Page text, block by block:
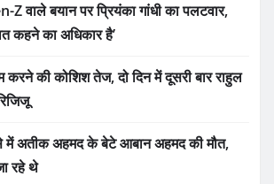
Z वाले बयान पर प्रियंका गांधी का पलटवार,
कहने का अधिकार है’
करने की कोशिश तेज, दो दिन में दूसरी बार राहुल
में अतीक अहमद के बेटे आबान अहमद की मौत,
रहे थे